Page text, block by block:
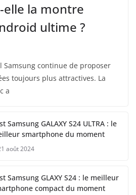
elle la montre
ultime ?
Samsung continue de proposer
toujours plus attractives. La
a
Samsung GALAXY S24 ULTRA : le
smartphone du moment
août 2024
Samsung GLAXY S24 : le meilleur
compact du moment